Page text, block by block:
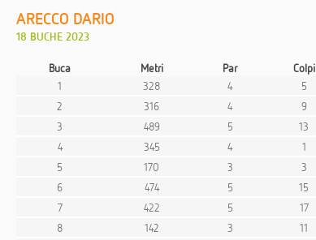
ARECCO DARIO
18 BUCHE 2023
Buca Metri Par Colpi
1
328 4 5
2
316 4 9
3
489 5 13
4
345 4 1
5
170 3 3
6
474 5 15
7
422 5 17
8
142 3 11